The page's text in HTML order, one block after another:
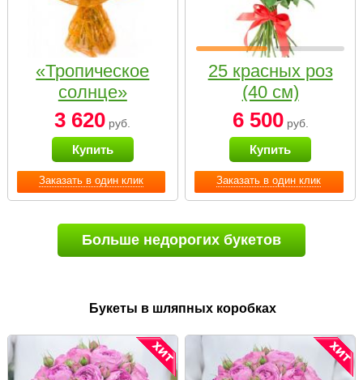
Заказать в один клик
«Тропическое
солнце»
3 620 руб.
Купить
Заказать в один клик
25 красных роз
(40 см)
6 500руб.
Купить
Больше недорогих букетов
Букеты в шляпных коробках